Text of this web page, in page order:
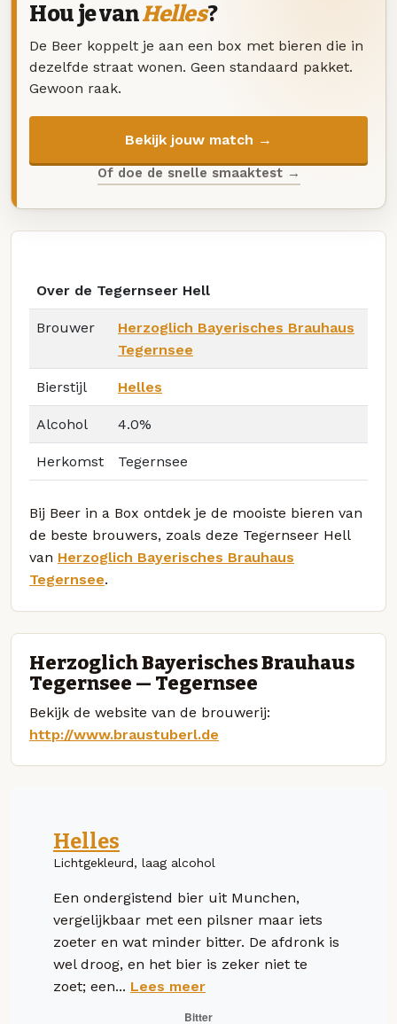
Hou je vanHelles?
De Beer koppelt je aan een box met bieren die in
dezelfde straat wonen. Geen standaard pakket.
Gewoon raak.
Bekijk jouw match →
Of doe de snelle smaaktest →
Over de Tegernseer Hell
Brouwer
Herzoglich Bayerisches Brauhaus
Tegernsee
Bierstijl Helles
Alcohol 4.0%
Herkomst Tegernsee
Bij Beer in a Box ontdek je de mooiste bieren van
de beste brouwers, zoals deze Tegernseer Hell
van Herzoglich Bayerisches Brauhaus
Tegernsee.
Herzoglich Bayerisches Brauhaus
Tegernsee — Tegernsee
Bekijk de website van de brouwerij:
http://www.braustuberl.de
Helles
Lichtgekleurd, laag alcohol
Een ondergistend bier uit Munchen,
vergelijkbaar met een pilsner maar iets
zoeter en wat minder bitter. De afdronk is
wel droog, en het bier is zeker niet te
zoet; een... Lees meer